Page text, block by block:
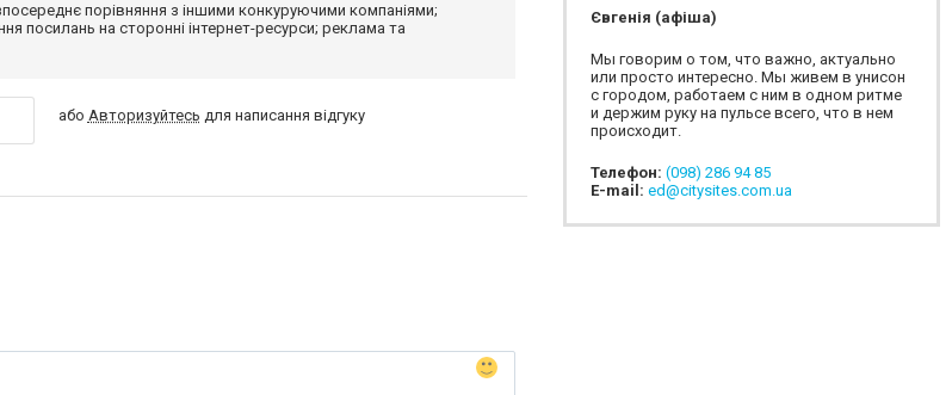
порівняння з іншими конкуруючими компаніями;
посилань на сторонні інтернет-ресурси; реклама та
або Авторизуйтесь для написання відгуку
Євгенія (афіша)
Мы говорим о том, что важно, актуально
или просто интересно. Мы живем в унисон
с городом, работаем с ним в одном ритме
и держим руку на пульсе всего, что в нем
происходит.
Телефон: (098) 286 94 85
E-mail: ed@citysites.com.ua